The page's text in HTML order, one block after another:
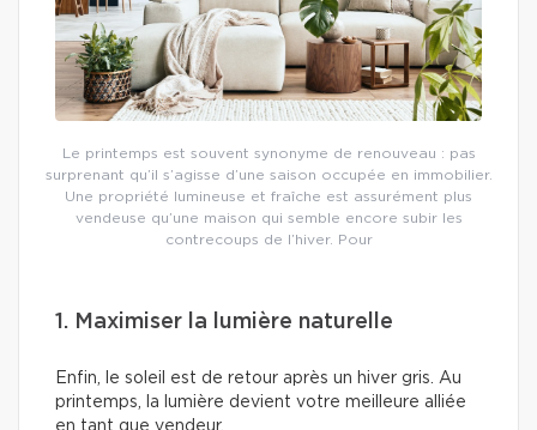
Le printemps est souvent synonyme de renouveau : pas
surprenant qu’il s’agisse d’une saison occupée en immobilier.
Une propriété lumineuse et fraîche est assurément plus
vendeuse qu’une maison qui semble encore subir les
contrecoups de l’hiver. Pour
1. Maximiser la lumière naturelle
Enfin, le soleil est de retour après un hiver gris. Au
printemps, la lumière devient votre meilleure alliée